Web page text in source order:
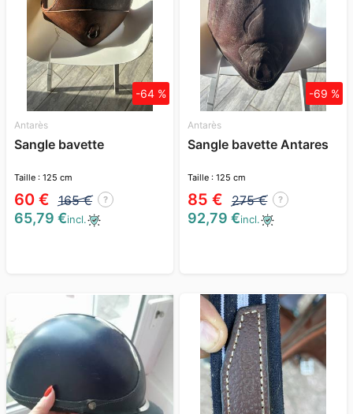
Antarès
Sangle bavette
Taille : 125 cm
60 € 165 € ?
-64 %
65,79 €incl.
Antarès
Sangle bavette Antares
Taille : 125 cm
85 € 275 € ?
-69 %
92,79 €incl.